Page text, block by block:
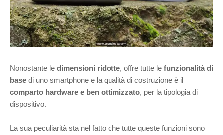
Nonostante le dimensioni ridotte, offre tutte le funzionalità di
base di uno smartphone e la qualità di costruzione è il
comparto hardware e ben ottimizzato, per la tipologia di
dispositivo.
La sua peculiarità sta nel fatto che tutte queste funzioni sono